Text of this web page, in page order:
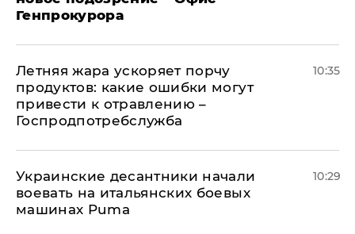
Генпрокурора
Летняя жара ускоряет порчу
продуктов: какие ошибки могут
привести к отравлению –
Госпродпотребслужба
10:35
Украинские десантники начали
воевать на итальянских боевых
машинах Puma
10:29